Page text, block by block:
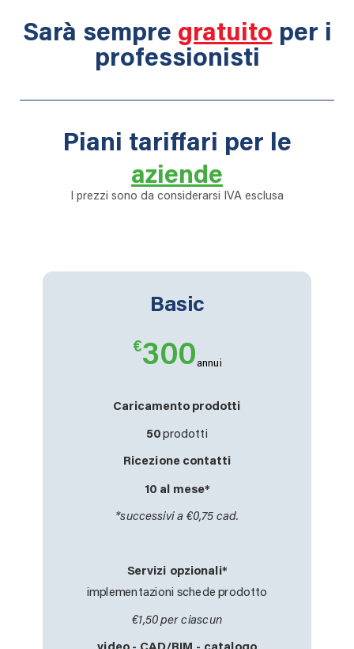
Sarà sempre gratuito per i
professionisti
Piani tariffari per le
aziende
I prezzi sono da considerarsi IVA esclusa
Basic
€300annui
Caricamento prodotti
50prodotti
Ricezione contatti
10 al mese*
*successivi a €0,75 cad.
Servizi opzionali*
implementazioni schede prodotto
€1,50 per ciascun